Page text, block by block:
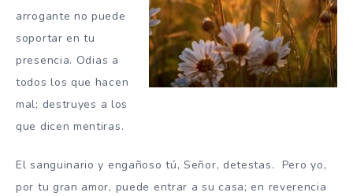
arrogante no puede
soportar en tu
presencia. Odias a
todos los que hacen
mal; destruyes a los
que dicen mentiras.
El sanguinario y engañosotú,Señor, detestas. Pero yo,
por tu gran amor, puede entrar a su casa; en reverencia